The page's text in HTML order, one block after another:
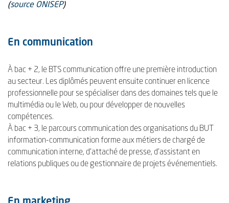
(source ONISEP)
En communication
À bac + 2, le BTS communication offre une première introduction
au secteur. Les diplômés peuvent ensuite continuer en licence
professionnelle pour se spécialiser dans des domaines tels que le
multimédia ou le Web, ou pour développer de nouvelles
compétences.
À bac + 3, le parcours communication des organisations du BUT
information-communication forme aux métiers de chargé de
communication interne, d'attaché de presse, d'assistant en
relations publiques ou de gestionnaire de projets événementiels.